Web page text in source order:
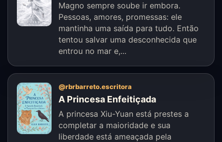
Magno sempre soube ir embora.
Pessoas, amores, promessas: ele
mantinha uma saída para tudo. Então
tentou salvar uma desconhecida que
entrou no mar e,...
@rbrbarreto.escritora
A Princesa Enfeitiçada
A princesa Xiu-Yuan está prestes a
completar a maioridade e sua
liberdade está ameaçada pela